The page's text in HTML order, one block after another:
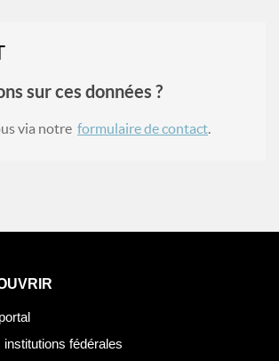
sur ces données ?
via notre formulaire de contact.
fédérales